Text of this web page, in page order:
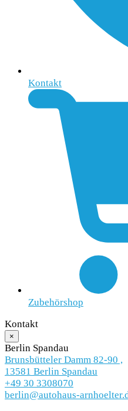
Kontakt
Zubehörshop
Kontakt
×
Berlin Spandau
Brunsbütteler Damm 82-90 ,
13581 Berlin Spandau
+49 30 3308070
berlin@autohaus-